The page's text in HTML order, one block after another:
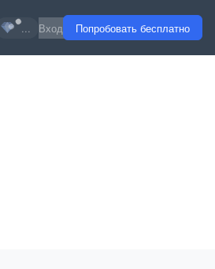
... Вход Попробовать бесплатно